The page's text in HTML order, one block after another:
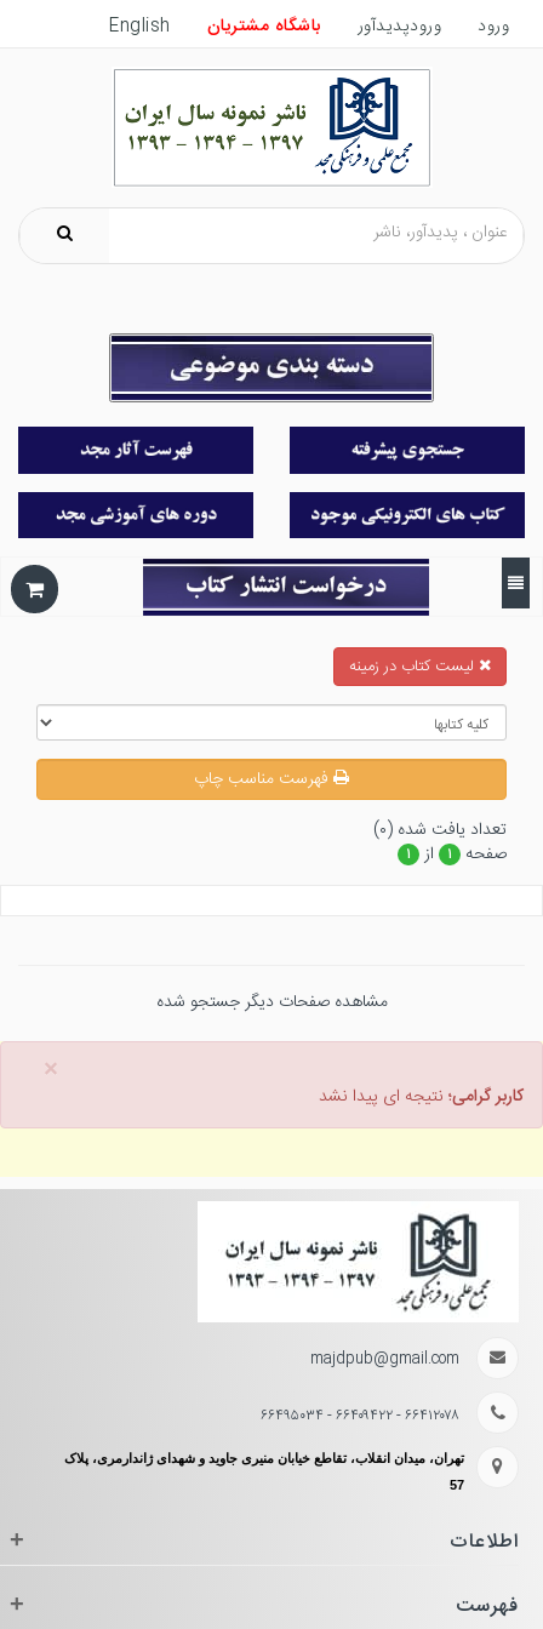
ورود ورودپدیدآور باشگاه مشتریان English
ليست كتاب در زمينه
فهرست مناسب چاپ
تعداد يافت شده (۰)
صفحه
۱ از ۱
مشاهده صفحات دیگر جستجو شده
×
کاربر گرامی؛ نتیجه ای پیدا نشد
majdpub@gmail.com
۶۶۴۱۲۰۷۸ - ۶۶۴۰۹۴۲۲ - ۶۶۴۹۵۰۳۴
تهران، میدان انقلاب، تقاطع خیابان منیری جاوید و شهدای ژاندارمری، پلاک
57
اطلاعات +
فهرست +